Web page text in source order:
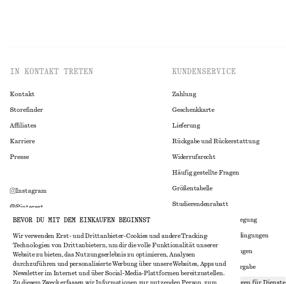
IN KONTAKT TRETEN
Kontakt
Storefinder
Affiliates
Karriere
Presse
Instagram
Pinterest
Facebook
YouTube
TikTok
KUNDENSERVICE
Zahlung
Geschenkkarte
Lieferung
Rückgabe und Rückerstattung
Widerrufsrecht
Häufig gestellte Fragen
Größentabelle
Studierendenrabatt
Alternative Konfliktbeilegung
Allgemeine Geschäftsbedingungen
Mitgliedschaftsbedingungen
Cookies und Datenweitergabe
Cookies und Einstellungen für Dienste
BEVOR DU MIT DEM EINKAUFEN BEGINNST
Wir verwenden Erst- und Drittanbieter-Cookies und andere Tracking-
Technologien von Drittanbietern, um dir die volle Funktionalität unserer
Website zu bieten, das Nutzungserlebnis zu optimieren, Analysen
durchzuführen und personalisierte Werbung über unsere Websites, Apps und
Newsletter im Internet und über Social-Media-Plattformen bereitzustellen.
Zu diesem Zweck erfassen wir Informationen zur nutzenden Person, zum